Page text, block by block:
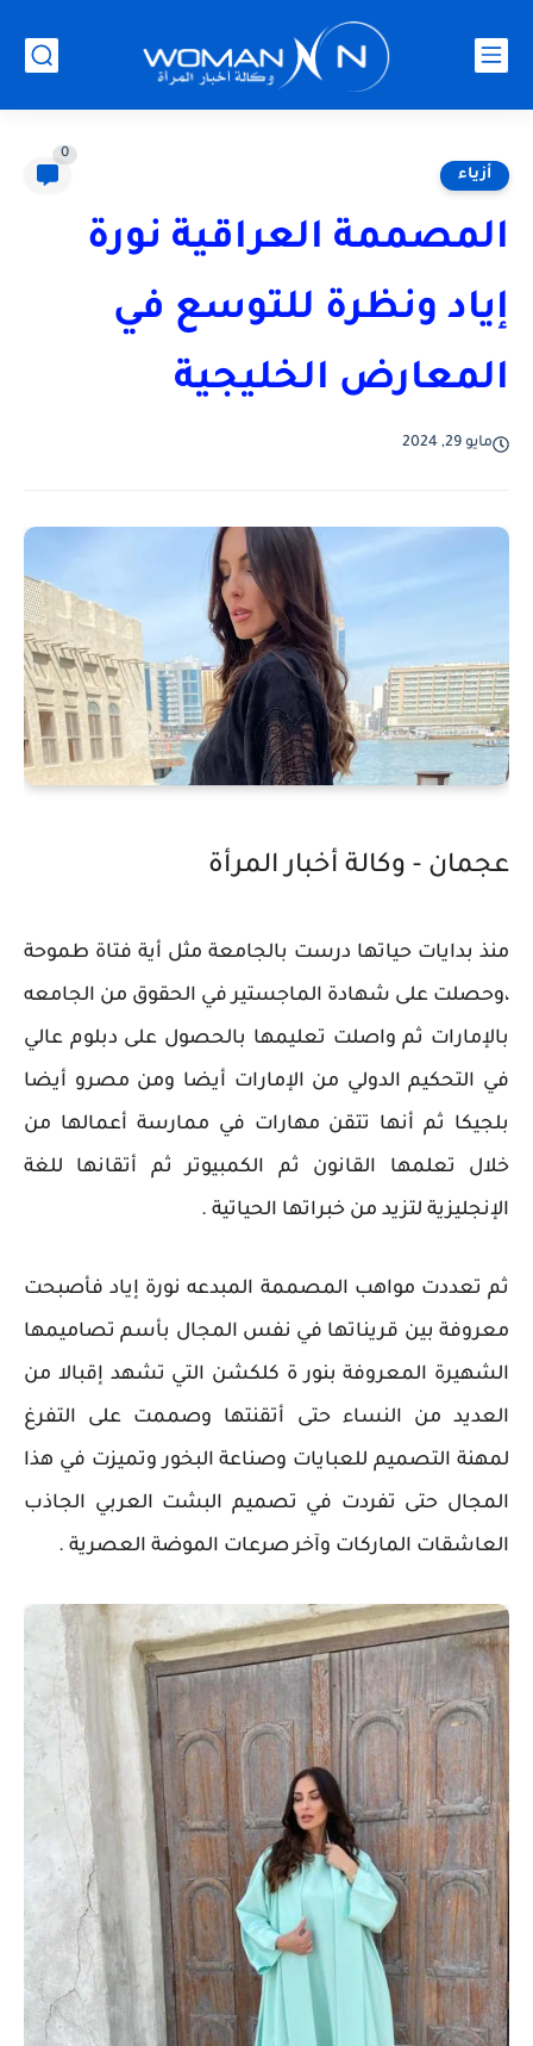
أزياء
0
المصممة العراقية نورة
إياد ونظرة للتوسع في
المعارض الخليجية
مايو 29, 2024
عجمان - وكالة أخبار المرأة
منذ بدايات حياتها درست بالجامعة مثل أية فتاة طموحة
،وحصلت على شهادة الماجستير في الحقوق من الجامعه
بالإمارات ثم واصلت تعليمها بالحصول على دبلوم عالي
في التحكيم الدولي من الإمارات أيضا ومن مصرو أيضا
بلجيكا ثم أنها تتقن مهارات في ممارسة أعمالها من
خلال تعلمها القانون ثم الكمبيوتر ثم أتقانها للغة
الإنجليزية لتزيد من خبراتها الحياتية .
ثم تعددت مواهب المصممة المبدعه نورة إياد فأصبحت
معروفة بين قريناتها في نفس المجال بأسم تصاميمها
الشهيرة المعروفة بنور ة كلكشن التي تشهد إقبالا من
العديد من النساء حتى أتقنتها وصممت على التفرغ
لمهنة التصميم للعبايات وصناعة البخور وتميزت في هذا
المجال حتى تفردت في تصميم البشت العربي الجاذب
العاشقات الماركات وآخر صرعات الموضة العصرية .